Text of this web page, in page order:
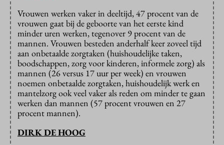
Vrouwen werken vaker in deeltijd, 47 procent van de
vrouwen gaat bij de geboorte van het eerste kind
minder uren werken, tegenover 9 procent van de
mannen. Vrouwen besteden anderhalf keer zoveel tijd
aan onbetaalde zorgtaken (huishoudelijke taken,
boodschappen, zorg voor kinderen, informele zorg) als
mannen (26 versus 17 uur per week) en vrouwen
noemen onbetaalde zorgtaken, huishoudelijk werk en
mantelzorg ook veel vaker als reden om minder te gaan
werken dan mannen (57 procent vrouwen en 27
procent mannen).
DIRK DE HOOG